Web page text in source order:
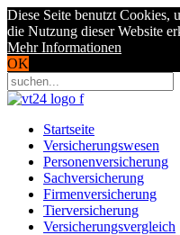
Diese Seite benutzt Cookies,
die Nutzung dieser Website
Mehr Informationen
OK
Startseite
Versicherungswesen
Personenversicherung
Sachversicherung
Firmenversicherung
Tierversicherung
Versicherungsvergleich